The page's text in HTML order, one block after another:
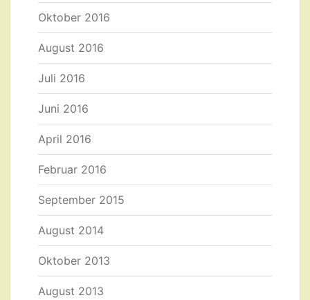
Oktober 2016
August 2016
Juli 2016
Juni 2016
April 2016
Februar 2016
September 2015
August 2014
Oktober 2013
August 2013